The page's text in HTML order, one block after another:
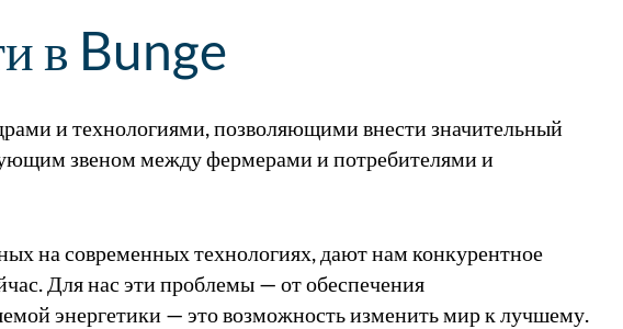
в Bunge
и технологиями, позволяющими внести значительный
звеном между фермерами и потребителями и
на современных технологиях, дают нам конкурентное
Для нас эти проблемы — от обеспечения
энергетики — это возможность изменить мир к лучшему.